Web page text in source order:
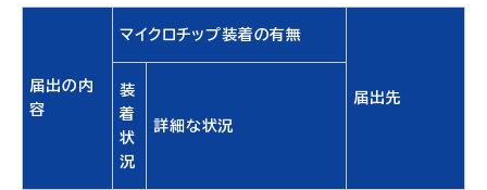
届出の内
容
マイクロチップ装着の有無
届出先
装
着
状
況
詳細な状況